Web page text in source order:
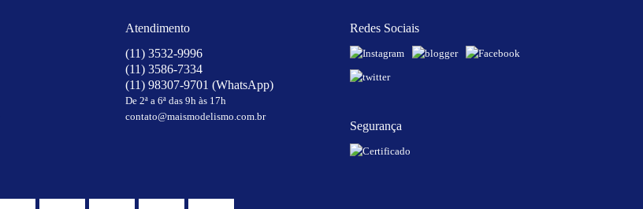
Atendimento
(11) 3532-9996
(11) 3586-7334
(11) 98307-9701 (WhatsApp)
De 2ª a 6ª das 9h às 17h
contato@maismodelismo.com.br
Redes Sociais
Segurança